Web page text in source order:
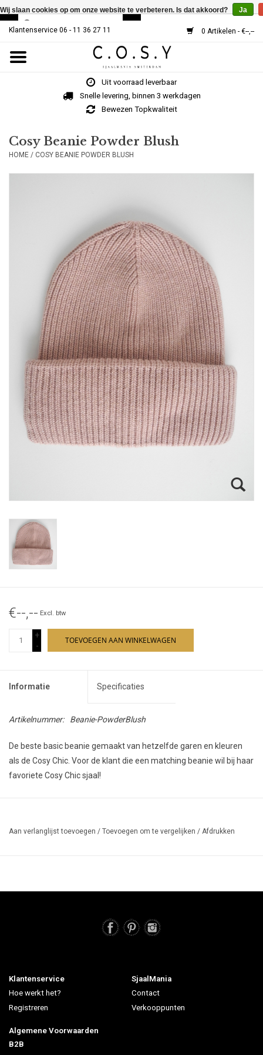
Klantenservice 06 - 11 36 27 11 0 Artikelen - €--,--
Home
MUTSEN
Uit voorraad leverbaar
Snelle levering, binnen 3 werkdagen
Bewezen Topkwaliteit
Cosy Beanie Powder Blush
HOME / COSY BEANIE POWDER BLUSH
€--,-- Excl. btw
+
-
TOEVOEGEN AAN WINKELWAGEN
Informatie Specificaties
Artikelnummer: Beanie-PowderBlush
De beste basic beanie gemaakt van hetzelfde garen en kleuren
als de Cosy Chic. Voor de klant die een matching beanie wil bij haar
favoriete Cosy Chic sjaal!
Aan verlanglijst toevoegen / Toevoegen om te vergelijken / Afdrukken
Klantenservice
Hoe werkt het?
Registreren
SjaalMania
Contact
Verkooppunten
Algemene Voorwaarden
B2B
Wij slaan cookies op om onze website te verbeteren. Is dat akkoord? Ja